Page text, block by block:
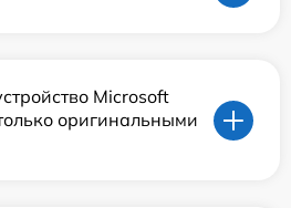
Microsoft
оригинальными